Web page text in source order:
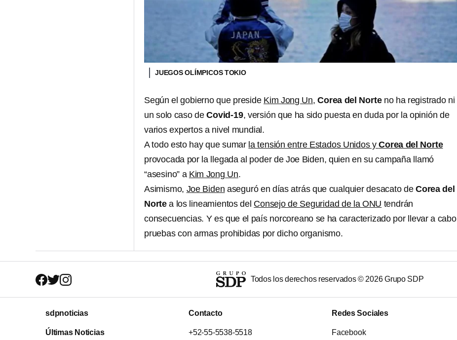
JUEGOS OLÍMPICOS TOKIO
Según el gobierno que preside Kim Jong Un, Corea del Norteno ha registrado ni
un solo caso deCovid-19, versión que ha sido puesta en duda por la opinión de
varios expertos a nivel mundial.
A todo esto hay que sumar la tensión entre Estados Unidos yCorea del Norte
provocada por la llegada al poder de Joe Biden, quien en su campaña llamó
“asesino” a Kim Jong Un.
Asimismo, Joe Biden aseguró en días atrás que cualquier desacato deCorea del
Norte a los lineamientos del Consejo de Seguridad de la ONU tendrán
consecuencias. Y es que el país norcoreano se ha caracterizado por llevar a cabo
pruebas con armas prohibidas por dicho organismo.
Todos los derechos reservados © 2026Grupo SDP
sdpnoticias
Últimas Noticias
Contacto
+52-55-5538-5518
Redes Sociales
Facebook